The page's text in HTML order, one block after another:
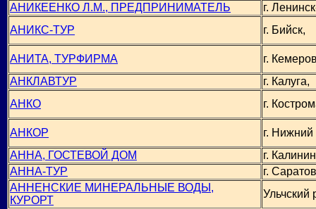
АНИКЕЕНКО Л.М., ПРЕДПРИНИМАТЕЛЬ
г.
АНИКС-ТУР
г. Бийск,
АНИТА, ТУРФИРМА
г.
АНКЛАВТУР
г. Калуга,
АНКО
г.
АНКОР
г.
АННА, ГОСТЕВОЙ ДОМ
г.
АННА-ТУР
г.
АННЕНСКИЕ МИНЕРАЛЬНЫЕ ВОДЫ,
КУРОРТ
Ульчский